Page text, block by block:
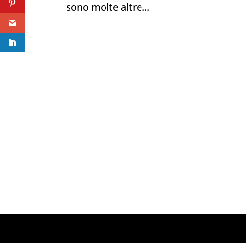
sono molte altre...